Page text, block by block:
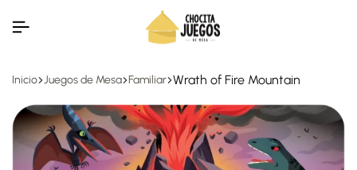
Inicio Juegos de Mesa Familiar Wrath of Fire Mountain